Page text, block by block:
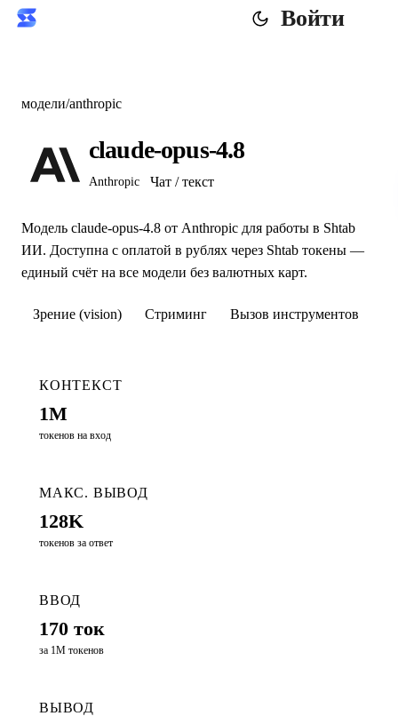
Войти
модели/anthropic
claude-opus-4.8
Anthropic Чат / текст
Модель claude-opus-4.8 от Anthropic для работы в Shtab
ИИ. Доступна с оплатой в рублях через Shtab токены —
единый счёт на все модели без валютных карт.
Зрение (vision) Стриминг Вызов инструментов
КОНТЕКСТ
1M
токенов на вход
МАКС. ВЫВОД
128K
токенов за ответ
ВВОД
170 ток
за 1М токенов
ВЫВОД